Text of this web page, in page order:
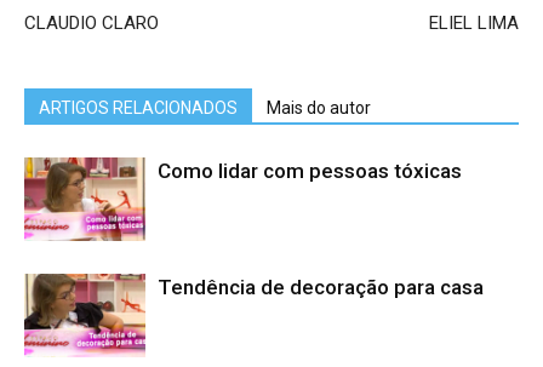
CLAUDIO CLARO ELIEL LIMA
ARTIGOS RELACIONADOS Mais do autor
Como lidar com pessoas tóxicas
Tendência de decoração para casa